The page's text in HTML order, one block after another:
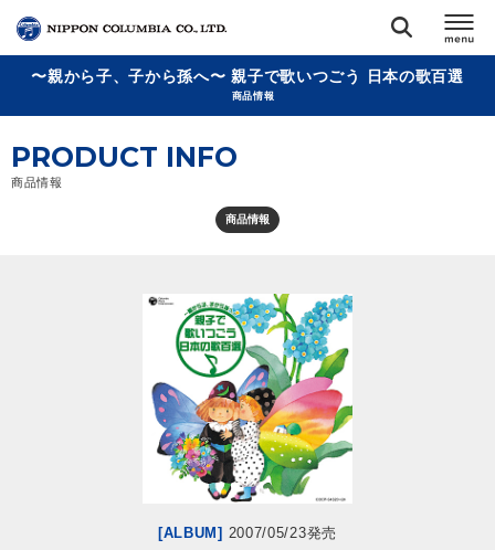
閉じる
TOP
リリース
〜親から子、子から孫へ〜 親子で歌いつごう 日本の歌百選
商品情報
PRODUCT INFO
商品情報
商品情報
[ALBUM] 2007/05/23発売